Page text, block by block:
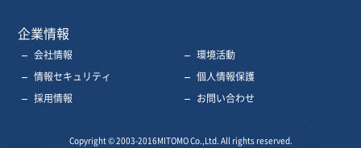
企業情報
会社情報
環境活動
情報セキュリティ
個人情報保護
採用情報
お問い合わせ
Copyright © 2003-2016MITOMO Co.,Ltd. All rights reserved.